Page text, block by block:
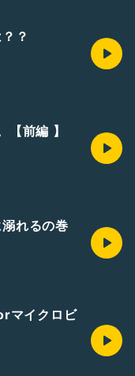
？
【前編 】
れるの巻
マイクロビ